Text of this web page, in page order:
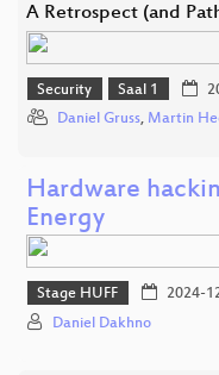
A Retrospect (and
Security Saal 1
Daniel Gruss, Martin
Hardware
Energy
Stage HUFF 2024-
Daniel Dakhno